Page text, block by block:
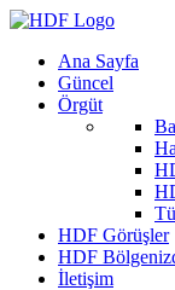
Ana Sayfa
Güncel
Örgüt
HDF Görüşler
HDF
İletişim